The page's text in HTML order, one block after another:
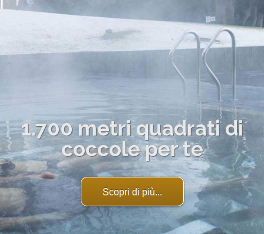
1.700 metri quadrati di
coccole per te
Scopri di più...